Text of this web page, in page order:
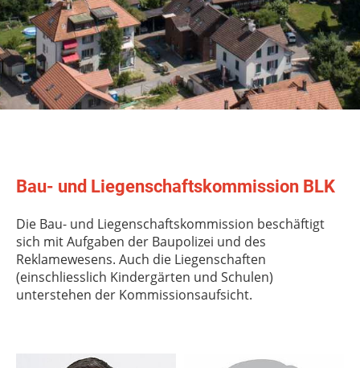
Bau- und Liegenschaftskommission BLK
Die Bau- und Liegenschaftskommission beschäftigt
sich mit Aufgaben der Baupolizei und des
Reklamewesens. Auch die Liegenschaften
(einschliesslich Kindergärten und Schulen)
unterstehen der Kommissionsaufsicht.